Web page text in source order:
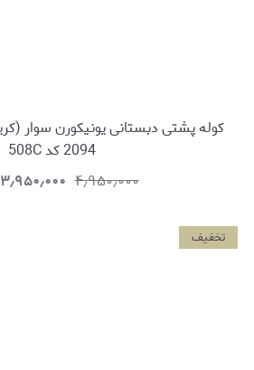
2094 کد 508C
۴٫۹۵۰٫۰۰۰ ۳٫۹۵۰٫۰۰۰
تخفیف